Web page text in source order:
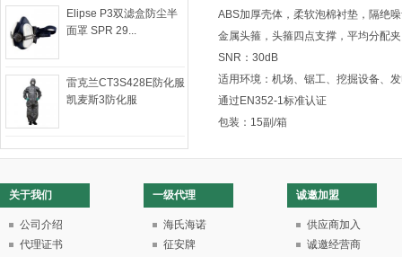
Elipse P3双滤盒防尘半
面罩 SPR 29...
雷克兰CT3S428E防化服
凯麦斯3防化服
ABS加厚壳体，柔软泡棉衬垫，隔绝
金属头箍，头箍四点支撑，平均分配
SNR：30dB
适用环境：机场、锯工、挖掘设备、
通过EN352-1标准认证
包装：15副/箱
关于我们
公司介绍
代理证书
一级代理
海氏海诺
征安牌
诚邀加盟
供应商加入
诚邀经营商